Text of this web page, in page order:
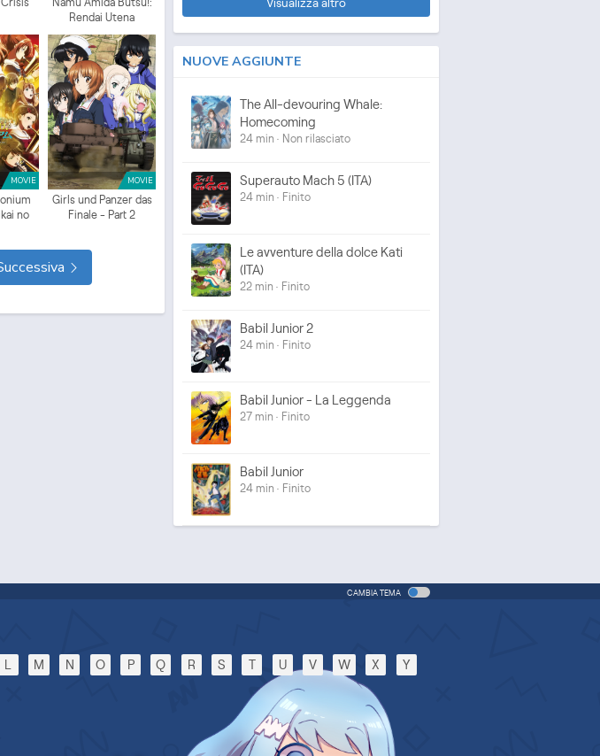
Rendai Utena
MOVIE
no
MOVIE
Girls und Panzer das
Finale - Part 2
Visualizza altro
NUOVE AGGIUNTE
The All-devouring Whale:
Homecoming
24 min · Non rilasciato
Superauto Mach 5 (ITA)
24 min · Finito
Le avventure della dolce Kati
(ITA)
22 min · Finito
Babil Junior 2
24 min · Finito
Babil Junior - La Leggenda
27 min · Finito
Babil Junior
24 min · Finito
CAMBIA TEMA
L M N O P Q R S T U V W X
Y